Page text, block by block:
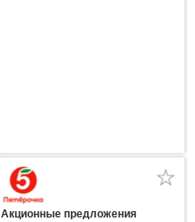
Акционные предложения